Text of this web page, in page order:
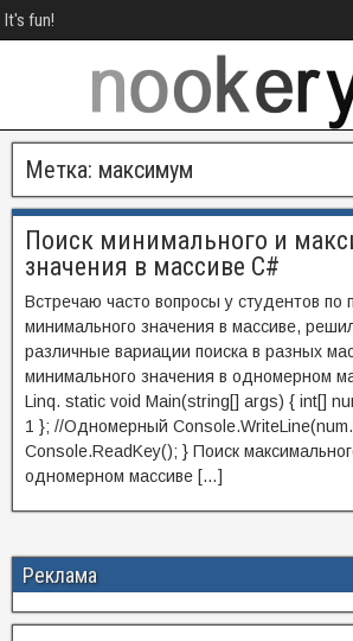
It's fun!
Метка: максимум
Поиск минимального и
значения в массиве C#
Встречаю часто вопросы у студентов по
минимального значения в массиве,
различные вариации поиска в разных
минимального значения в одномерном
Linq. static void Main(string[] args) { int[]
1 }; //Одномерный
Console.ReadKey(); } Поиск
одномерном массиве […]
Реклама